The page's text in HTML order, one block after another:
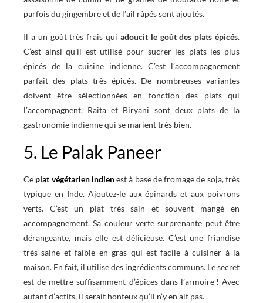
parfois du gingembre et de l’ail râpés sont ajoutés.
Il a un goût très frais qui adoucit le goût des plats épicés.
C’est ainsi qu’il est utilisé pour sucrer les plats les plus
épicés de la cuisine indienne. C’est l’accompagnement
parfait des plats très épicés. De nombreuses variantes
doivent être sélectionnées en fonction des plats qui
l’accompagnent. Raita et Biryani sont deux plats de la
gastronomie indienne qui se marient très bien.
5. Le Palak Paneer
Ce plat végétarien indienest à base de fromage de soja, très
typique en Inde. Ajoutez-le aux épinards et aux poivrons
verts. C’est un plat très sain et souvent mangé en
accompagnement. Sa couleur verte surprenante peut être
dérangeante, mais elle est délicieuse. C’est une friandise
très saine et faible en gras qui est facile à cuisiner à la
maison. En fait, il utilise des ingrédients communs. Le secret
est de mettre suffisamment d’épices dans l’armoire ! Avec
autant d’actifs, il serait honteux qu’il n’y en ait pas.